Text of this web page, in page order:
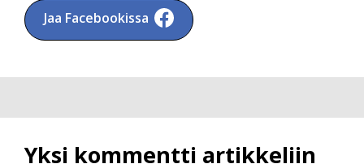
Jaa Facebookissa
Yksi kommentti artikkeliin